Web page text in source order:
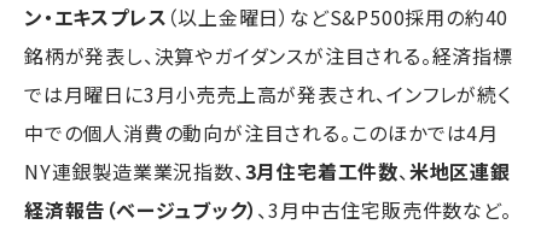
ン・エキスプレス （以上金曜日）などS&P500採用の約40
銘柄が発表し、決算やガイダンスが注目される。経済指標
では月曜日に3月小売売上高が発表され、インフレが続く
中での個人消費の動向が注目される。このほかでは4月
NY連銀製造業業況指数、3月住宅着工件数、米地区連銀
経済報告（ベージュブック） 、3月中古住宅販売件数など。